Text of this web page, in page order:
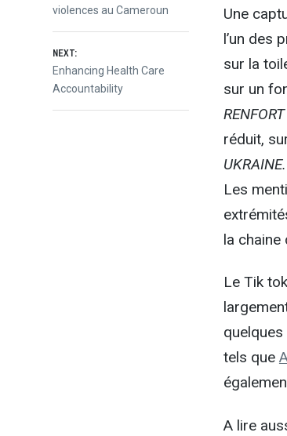
Une
l’un des
sur la
sur un
réduit,
Les
la chaine
Le Tik
tels que
A lire
violences au Cameroun
NEXT:
Next
post:
Enhancing Health Care
Accountability